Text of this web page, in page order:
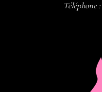
Téléphone :